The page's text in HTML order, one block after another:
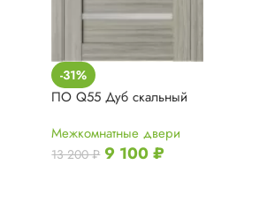
-31%
ПО Q55 Дуб скальный
Межкомнатные двери
13 200₽ 9 100₽